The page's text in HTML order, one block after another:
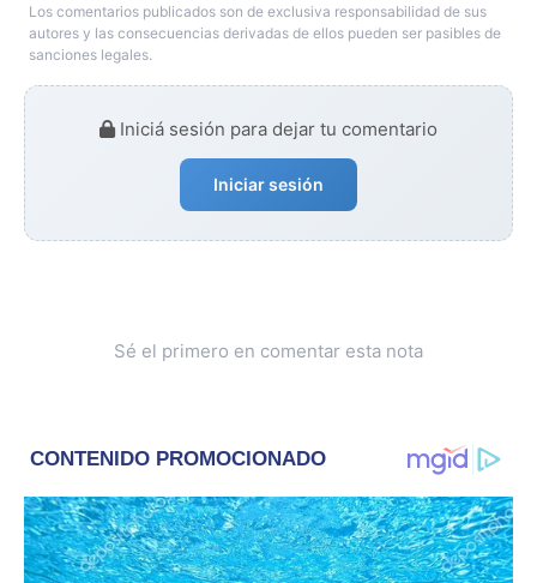
Los comentarios publicados son de exclusiva responsabilidad de sus
autores y las consecuencias derivadas de ellos pueden ser pasibles de
sanciones legales.
Iniciá sesión para dejar tu comentario
Iniciar sesión
Sé el primero en comentar esta nota